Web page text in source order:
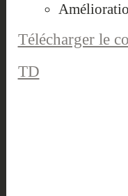
Télécharger le
TD